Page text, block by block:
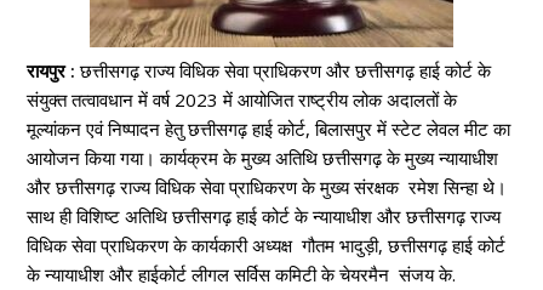
रायपुर : छत्तीसगढ़ राज्य विधिक सेवा प्राधिकरण और छत्तीसगढ़ हाई कोर्ट के
संयुक्त तत्वावधान में वर्ष 2023 में आयोजित राष्ट्रीय लोक अदालतों के
मूल्यांकन एवं निष्पादन हेतु छत्तीसगढ़ हाई कोर्ट, बिलासपुर में स्टेट लेवल मीट का
आयोजन किया गया। कार्यक्रम के मुख्य अतिथि छत्तीसगढ़ के मुख्य न्यायाधीश
और छत्तीसगढ़ राज्य विधिक सेवा प्राधिकरण के मुख्य संरक्षक रमेश सिन्हा थे।
साथ ही विशिष्ट अतिथि छत्तीसगढ़ हाई कोर्ट के न्यायाधीश और छत्तीसगढ़ राज्य
विधिक सेवा प्राधिकरण के कार्यकारी अध्यक्ष गौतम भादुड़ी, छत्तीसगढ़ हाई कोर्ट
के न्यायाधीश और हाईकोर्ट लीगल सर्विस कमिटी के चेयरमैन संजय के.